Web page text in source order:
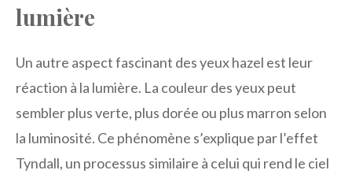
lumière
Un autre aspect fascinant des yeux hazel est leur
réaction à la lumière. La couleur des yeux peut
sembler plus verte, plus dorée ou plus marron selon
la luminosité. Ce phénomène s’explique par l’effet
Tyndall, un processus similaire à celui qui rend le ciel